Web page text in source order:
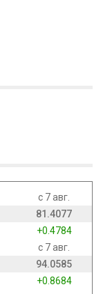
с 7 авг.
81.4077
+0.4784
с 7 авг.
94.0585
+0.8684